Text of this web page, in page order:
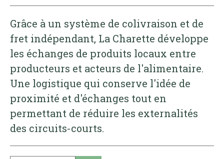
Grâce à un système de colivraison et de
fret indépendant, La Charette développe
les échanges de produits locaux entre
producteurs et acteurs de l'alimentaire.
Une logistique qui conserve l'idée de
proximité et d'échanges tout en
permettant de réduire les externalités
des circuits-courts.